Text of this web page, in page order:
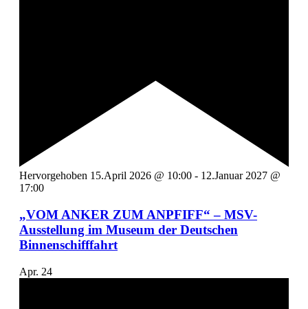
Hervorgehoben 15.April 2026 @ 10:00 - 12.Januar 2027 @
17:00
„VOM ANKER ZUM ANPFIFF“ – MSV-
Ausstellung im Museum der Deutschen
Binnenschifffahrt
Apr. 24